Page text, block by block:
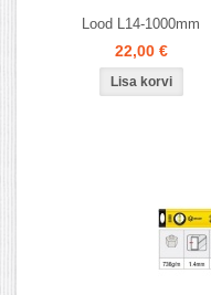
Lood L14-1000mm
22,00 €